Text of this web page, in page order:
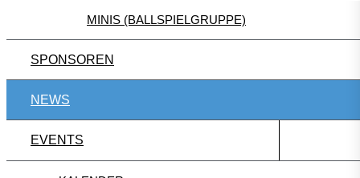
MINIS (BALLSPIELGRUPPE)
SPONSOREN
NEWS
EVENTS